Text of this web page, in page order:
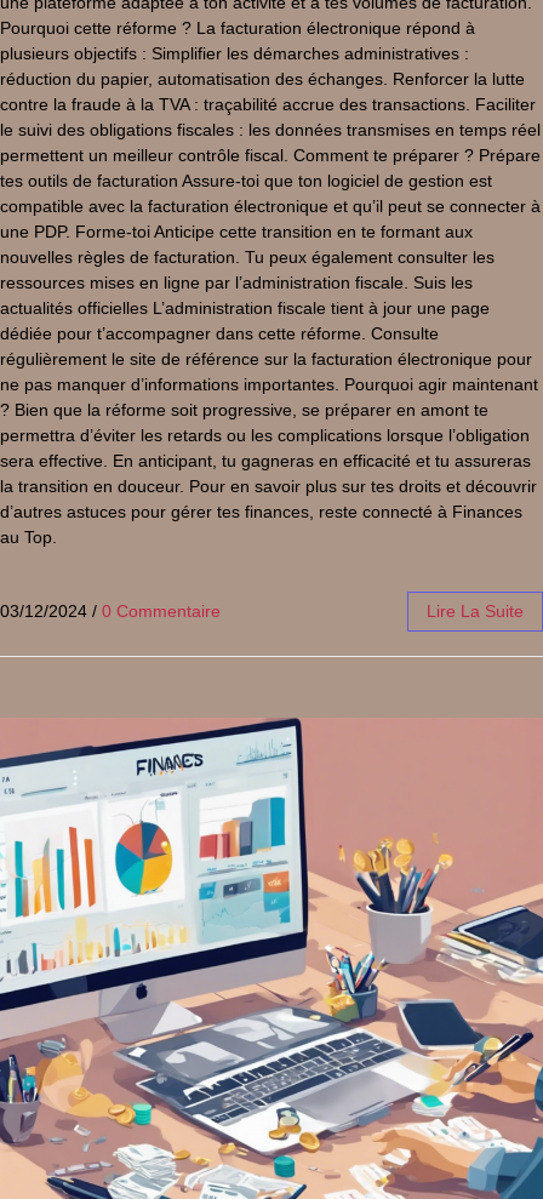
Pourquoi cette réforme ? La facturation électronique répond à
plusieurs objectifs : Simplifier les démarches administratives :
réduction du papier, automatisation des échanges. Renforcer la lutte
contre la fraude à la TVA : traçabilité accrue des transactions. Faciliter
le suivi des obligations fiscales : les données transmises en temps réel
permettent un meilleur contrôle fiscal. Comment te préparer ? Prépare
tes outils de facturation Assure-toi que ton logiciel de gestion est
compatible avec la facturation électronique et qu’il peut se connecter à
une PDP. Forme-toi Anticipe cette transition en te formant aux
nouvelles règles de facturation. Tu peux également consulter les
ressources mises en ligne par l’administration fiscale. Suis les
actualités officielles L’administration fiscale tient à jour une page
dédiée pour t’accompagner dans cette réforme. Consulte
régulièrement le site de référence sur la facturation électronique pour
ne pas manquer d’informations importantes. Pourquoi agir maintenant
? Bien que la réforme soit progressive, se préparer en amont te
permettra d’éviter les retards ou les complications lorsque l’obligation
sera effective. En anticipant, tu gagneras en efficacité et tu assureras
la transition en douceur. Pour en savoir plus sur tes droits et découvrir
d’autres astuces pour gérer tes finances, reste connecté à Finances
au Top.
03/12/2024 / 0 Commentaire Lire La Suite